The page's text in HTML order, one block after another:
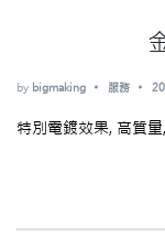
by bigmaking 服務
特別電鍍效果, 高質